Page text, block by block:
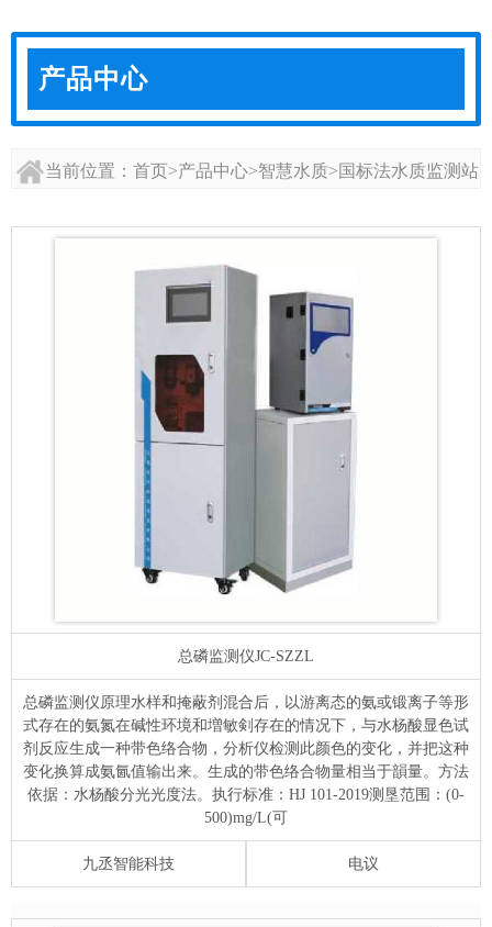
产品中心
当前位置： 首页>产品中心>智慧水质>国标法水质监测站
总磷监测仪JC-SZZL
总磷监测仪原理水样和掩蔽剂混合后，以游离态的氨或锻离子等形
式存在的氨氮在碱性环境和増敏剣存在的情况下，与水杨酸显色试
剂反应生成一种带色络合物，分析仪检测此颜色的变化，并把这种
变化换算成氨氤值输出来。生成的带色络合物量相当于韻量。方法
依据：水杨酸分光光度法。执行标准：HJ 101-2019测垦范围：(0-
500)mg/L(可
九丞智能科技 电议